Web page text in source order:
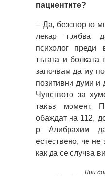
пациентите?
– Да, безспорно
лекар трябва
психолог преди
тъгата и болката
започвам да му
позитивни думи и
Чувството за
такъв момент.
обаждат на 112,
р Алибрахим
естествено, че
как да се случва
При